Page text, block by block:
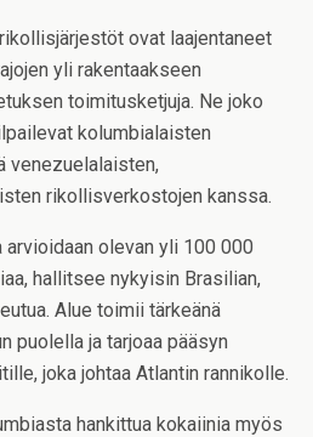
ovat laajentaneet
yli rakentaakseen
toimitusketjuja. Ne joko
kolumbialaisten
venezuelalaisten,
rikollisverkostojen kanssa.
arvioidaan olevan yli 100 000
hallitsee nykyisin Brasilian,
Alue toimii tärkeänä
puolella ja tarjoaa pääsyn
joka johtaa Atlantin rannikolle.
hankittua kokaiinia myös